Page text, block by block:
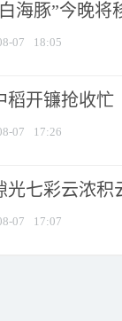
海豚”今晚将
07 18:05
稻开镰抢收忙
07 17:26
光七彩云浓积
07 17:07